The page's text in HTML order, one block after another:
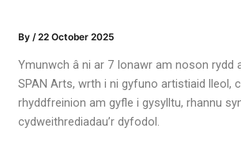
By /22 October 2025
Ymunwch â ni ar 7 Ionawr am noson rydd
SPAN Arts, wrth i ni gyfuno artistiaid lleol,
rhyddfreinion am gyfle i gysylltu, rhannu
cydweithrediadau’r dyfodol.